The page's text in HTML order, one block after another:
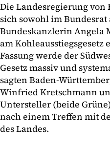
Die Landesregierung
sich sowohl im Bundesrat
Bundeskanzlerin Angela
am Kohleausstiegsgesetz
Fassung werde der
Gesetz massiv und
sagten Baden-
Winfried Kretschmann
Untersteller (beide
nach einem Treffen mit
des Landes.